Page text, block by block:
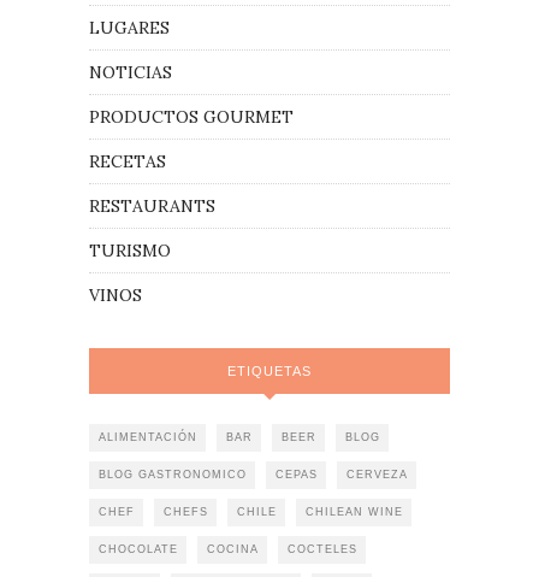
LUGARES
NOTICIAS
PRODUCTOS GOURMET
RECETAS
RESTAURANTS
TURISMO
VINOS
ETIQUETAS
ALIMENTACIÓN BAR BEER BLOG
BLOG GASTRONOMICO CEPAS CERVEZA
CHEF CHEFS CHILE CHILEAN WINE
CHOCOLATE COCINA COCTELES